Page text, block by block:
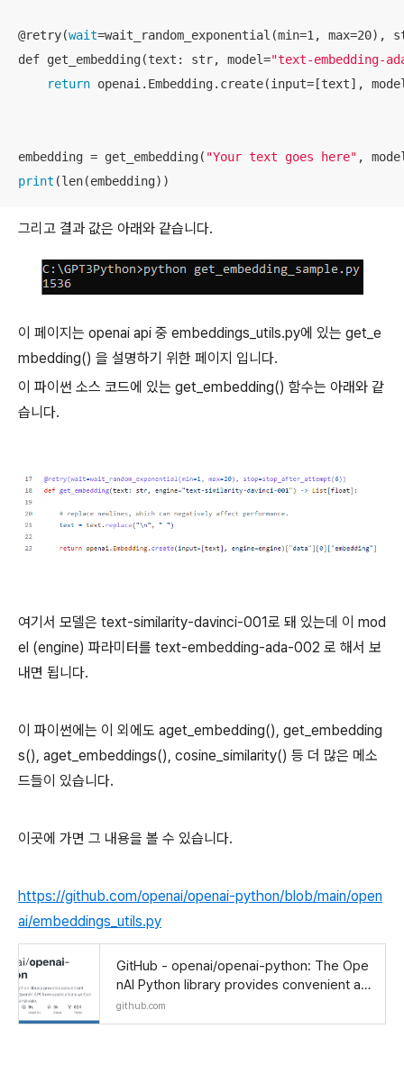
@retry(wait=wait_random_exponential(min=1, max=20),
def get_embedding(text: str, model="text-embedding-
return openai.Embedding.create(input=[text],
embedding = get_embedding( "Your text goes here" ,
print (len(embedding))
그리고 결과 값은 아래와 같습니다.
이 페이지는 openai api 중 embeddings_utils.py에 있는 get_e
mbedding() 을 설명하기 위한 페이지 입니다.
이 파이썬 소스 코드에 있는 get_embedding() 함수는 아래와 같
습니다.
여기서 모델은 text-similarity-davinci-001로 돼 있는데 이 mod
el (engine) 파라미터를 text-embedding-ada-002 로 해서 보
내면 됩니다.
이 파이썬에는 이 외에도 aget_embedding(), get_embedding
s(), aget_embeddings(), cosine_similarity() 등 더 많은 메소
드들이 있습니다.
이곳에 가면 그 내용을 볼 수 있습니다.
https://github.com/openai/openai-python/blob/main/open
ai/embeddings_utils.py
GitHub - openai/openai-python: The Ope
nAI Python library provides convenient ac
cess to the OpenAI API from applications
written
github.com